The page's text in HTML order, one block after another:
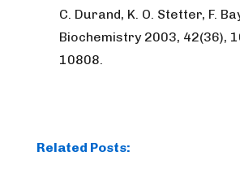
C. Durand, K. O. Stetter, F.
Biochemistry 2003, 42(36),
10808.
Related Posts: